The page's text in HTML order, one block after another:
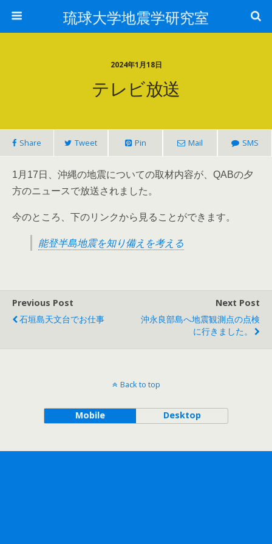
琉球大学地震学研究室
2024年1月18日
テレビ放送
Share Tweet Pin Mail SMS
1月17日、沖縄の地震についての取材内容が、QABの夕
方のニュースで放送されました。
今のところ、下のリンクから見ることができます。
能登半島地震を知り備えを考える
Previous Post
石垣島天文台でお仕事
Next Post
沖永良部島へ地震観測点の点検
に行きました。
Back to top
Mobile Desktop